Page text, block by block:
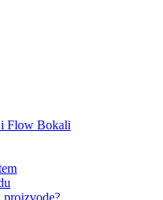
Flow Bokali